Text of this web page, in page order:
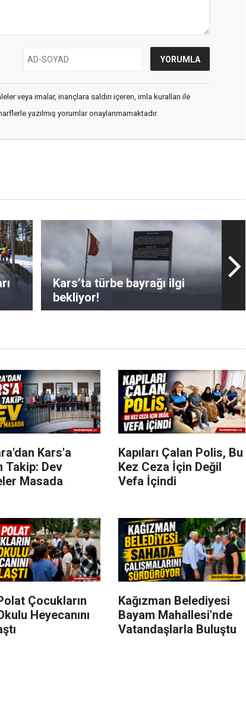
veya imalar, inançlara saldırı içeren, imla kuralları ile
yazılmış yorumlar onaylanmamaktadır.
Kars’ta türbe bayrağı ilgi
bekliyor!
Kars'a
Takip: Dev
Masada
Kapıları Çalan Polis, Bu
Kez Ceza İçin Değil
Vefa İçindi
Çocukların
Heyecanını
Kağızman Belediyesi
Bayam Mahallesi'nde
Vatandaşlarla Buluştu